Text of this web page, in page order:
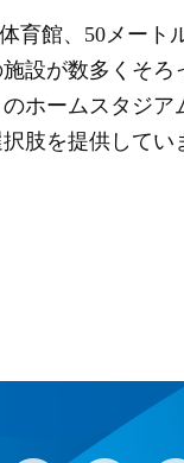
育館、 50メート
設が数多くそろ
ホームスタジア
肢を提供してい